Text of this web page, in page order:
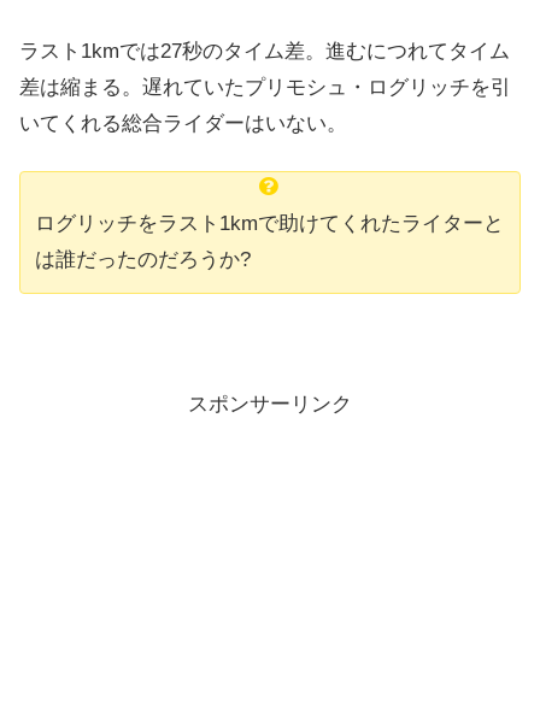
ラスト1kmでは27秒のタイム差。進むにつれてタイム
差は縮まる。遅れていたプリモシュ・ログリッチを引
いてくれる総合ライダーはいない。
ログリッチをラスト1kmで助けてくれたライターと
は誰だったのだろうか?
スポンサーリンク